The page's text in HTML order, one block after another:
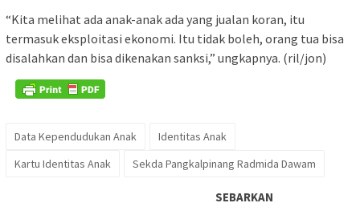
“Kita melihat ada anak-anak ada yang jualan koran, itu
termasuk eksploitasi ekonomi. Itu tidak boleh, orang tua bisa
disalahkan dan bisa dikenakan sanksi,” ungkapnya. (ril/jon)
Data Kependudukan Anak
Identitas Anak
Kartu Identitas Anak
Sekda Pangkalpinang Radmida Dawam
SEBARKAN